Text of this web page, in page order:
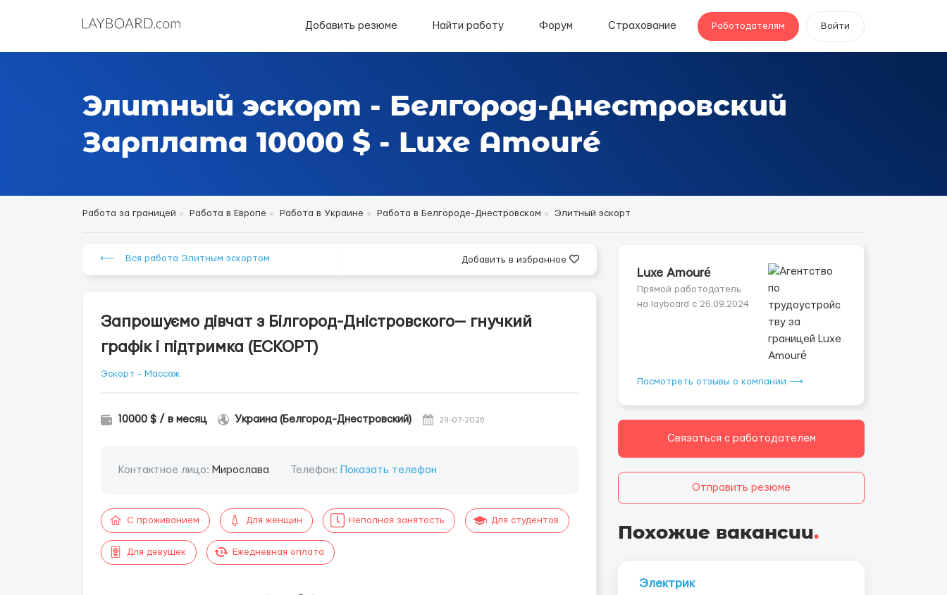
Добавить резюме Найти работу Форум Страхование Работодателям Войти
Элитный эскорт - Белгород-Днестровский
Зарплата 10000 $ - Luxe Amouré
Работа за границей Работа в Европе Работа в Украине Работа в Белгороде-Днестровском Элитный эскорт
⟵ Вся работа Элитным эскортом Добавить в избранное
Запрошуємо дівчат з Білгород-Дністровского— гнучкий
графік і підтримка (ЕСКОРТ)
Эскорт - Массаж
10000 $ / в месяц Украина (Белгород-Днестровский) 29-07-2026
Контактное лицо: Мирослава Телефон: Показать телефон
С проживанием Для женщин Неполная занятость Для студентов
Для девушек Ежедневная оплата
Luxe Amouré
Прямой работодатель
на layboard с 26.09.2024
Посмотреть отзывы о компании ⟶
Связаться с работодателем
Отправить резюме
Похожие вакансии.
Электрик